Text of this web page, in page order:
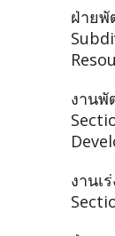
ฝ่าย
งานพั
งานเ